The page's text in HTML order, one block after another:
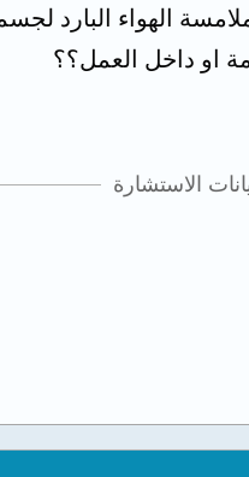
الهواء
او داخل العمل؟؟
الاستشارة